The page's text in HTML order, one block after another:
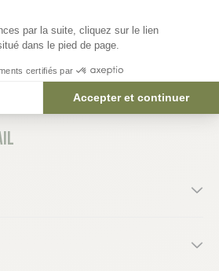
par la suite, cliquez sur le lien
dans le pied de page.
certifiés par
Accepter et continuer